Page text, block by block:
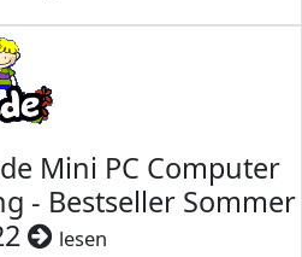
Mini PC Computer
- Bestseller Sommer
lesen